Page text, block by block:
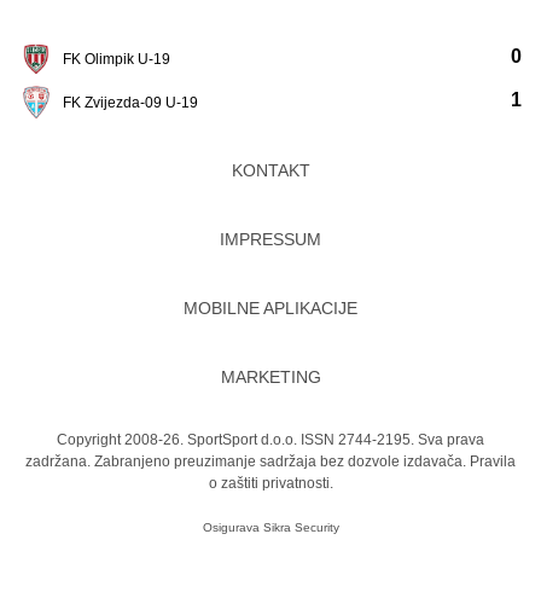
FK Olimpik U-19
FK Zvijezda-09 U-19
0
1
KONTAKT
IMPRESSUM
MOBILNE APLIKACIJE
MARKETING
Copyright 2008-26. SportSport d.o.o. ISSN 2744-2195. Sva prava
zadržana. Zabranjeno preuzimanje sadržaja bez dozvole izdavača. Pravila
o zaštiti privatnosti.
Osigurava Sikra Security